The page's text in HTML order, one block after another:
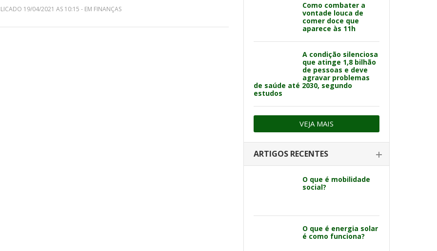
19/04/2021 AS 10:15 - EM FINANÇAS
Como combater a
vontade louca de
comer doce que
aparece às 11h
A condição silenciosa
que atinge 1,8 bilhão
de pessoas e deve
agravar problemas
de saúde até 2030, segundo
estudos
VEJA MAIS
ARTIGOS RECENTES
O que é mobilidade
social?
O que é energia solar
é como funciona?